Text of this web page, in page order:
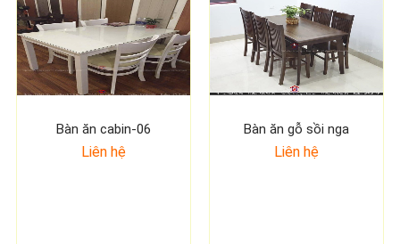
Bàn ăn cabin-06
Liên hệ
Bàn ăn gỗ sồi nga
Liên hệ